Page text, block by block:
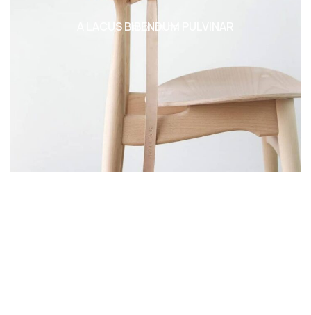
FURNITURE
A LACUS BIBENDUM PULVINAR